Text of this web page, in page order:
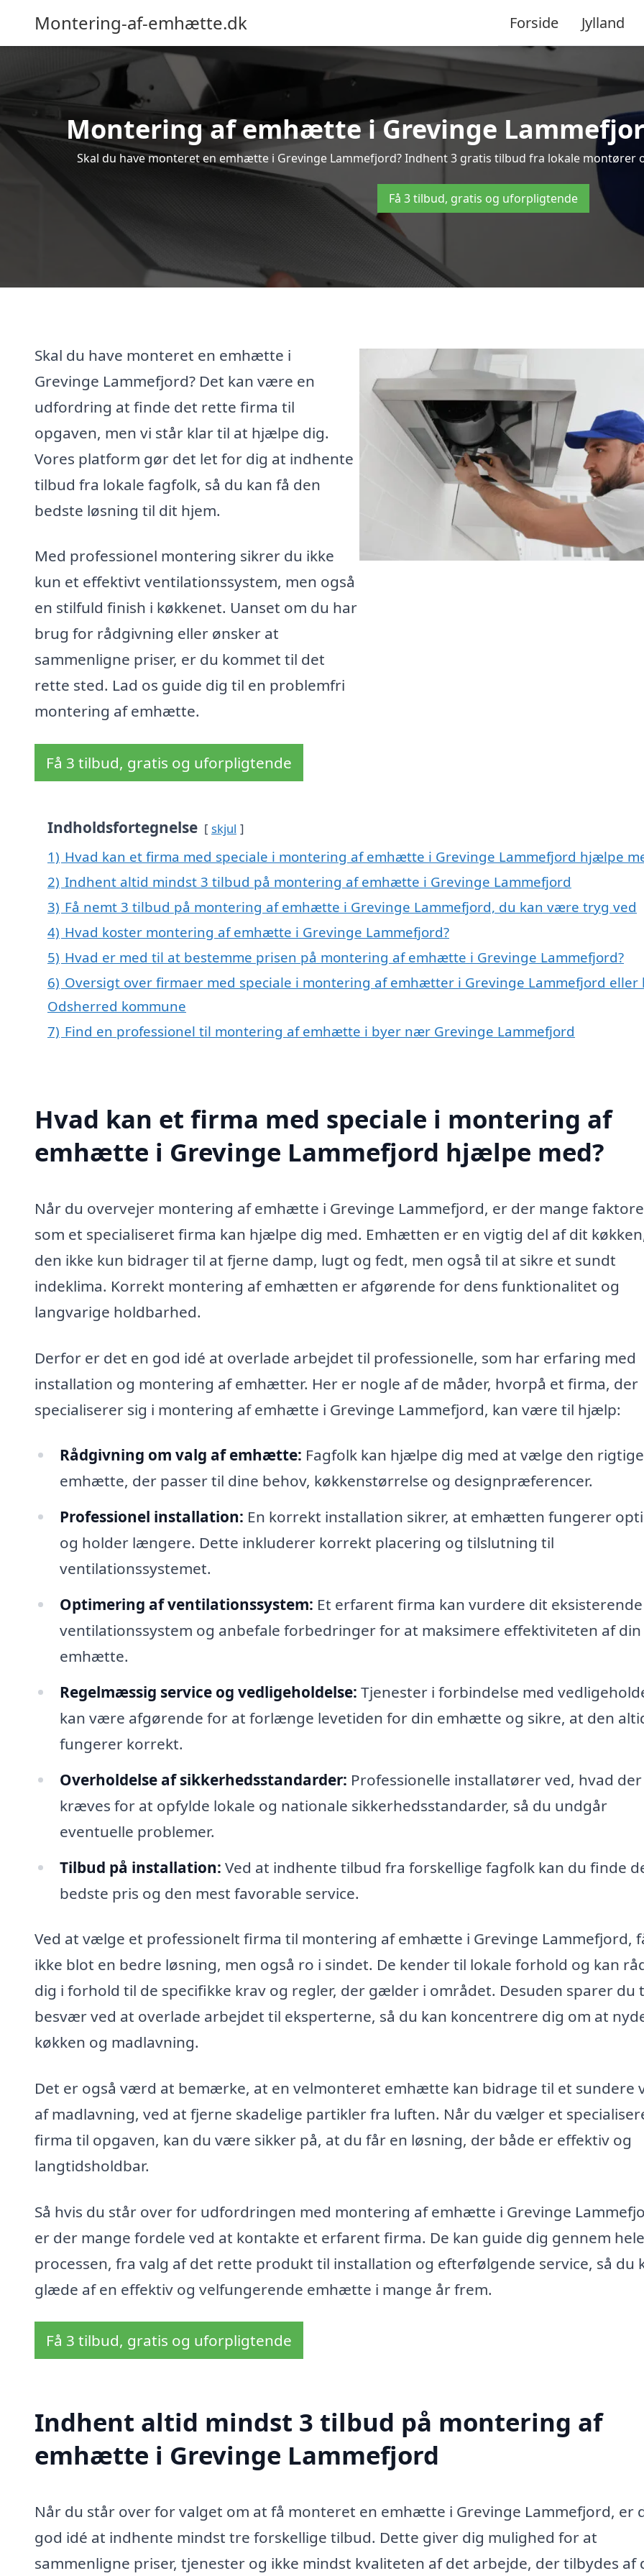
Montering-af-emhætte.dk Forside Jylland
Montering af emhætte i Grevinge
Skal du have monteret en emhætte i Grevinge Lammefjord? Indhent 3 gratis tilbud fra lokale
Få 3 tilbud, gratis og uforpligtende
Skal du have monteret en emhætte i
Grevinge Lammefjord? Det kan være en
udfordring at finde det rette firma til
opgaven, men vi står klar til at hjælpe dig.
Vores platform gør det let for dig at indhente
tilbud fra lokale fagfolk, så du kan få den
bedste løsning til dit hjem.
Med professionel montering sikrer du ikke
kun et effektivt ventilationssystem, men også
en stilfuld finish i køkkenet. Uanset om du har
brug for rådgivning eller ønsker at
sammenligne priser, er du kommet til det
rette sted. Lad os guide dig til en problemfri
montering af emhætte.
Få 3 tilbud, gratis og uforpligtende
Indholdsfortegnelse skjul
1) Hvad kan et firma med speciale i montering af emhætte i Grevinge Lammefjord hjælpe
2) Indhent altid mindst 3 tilbud på montering af emhætte i Grevinge Lammefjord
3) Få nemt 3 tilbud på montering af emhætte i Grevinge Lammefjord, du kan være tryg ved
4) Hvad koster montering af emhætte i Grevinge Lammefjord?
5) Hvad er med til at bestemme prisen på montering af emhætte i Grevinge Lammefjord?
6) Oversigt over firmaer med speciale i montering af emhætter i Grevinge Lammefjord eller
Odsherred kommune
7) Find en professionel til montering af emhætte i byer nær Grevinge Lammefjord
Hvad kan et firma med speciale i montering af
emhætte i Grevinge Lammefjord hjælpe med?
Når du overvejer montering af emhætte i Grevinge Lammefjord, er der mange
som et specialiseret firma kan hjælpe dig med. Emhætten er en vigtig del af dit
den ikke kun bidrager til at fjerne damp, lugt og fedt, men også til at sikre et sundt
indeklima. Korrekt montering af emhætten er afgørende for dens funktionalitet og
langvarige holdbarhed.
Derfor er det en god idé at overlade arbejdet til professionelle, som har erfaring med
installation og montering af emhætter. Her er nogle af de måder, hvorpå et firma, der
specialiserer sig i montering af emhætte i Grevinge Lammefjord, kan være til hjælp:
Rådgivning om valg af emhætte: Fagfolk kan hjælpe dig med at vælge den rigtige
emhætte, der passer til dine behov, køkkenstørrelse og designpræferencer.
Professionel installation: En korrekt installation sikrer, at emhætten fungerer
og holder længere. Dette inkluderer korrekt placering og tilslutning til
ventilationssystemet.
Optimering af ventilationssystem: Et erfarent firma kan vurdere dit eksisterende
ventilationssystem og anbefale forbedringer for at maksimere effektiviteten af din
emhætte.
Regelmæssig service og vedligeholdelse: Tjenester i forbindelse med
kan være afgørende for at forlænge levetiden for din emhætte og sikre, at den
fungerer korrekt.
Overholdelse af sikkerhedsstandarder: Professionelle installatører ved, hvad der
kræves for at opfylde lokale og nationale sikkerhedsstandarder, så du undgår
eventuelle problemer.
Tilbud på installation: Ved at indhente tilbud fra forskellige fagfolk kan du finde
bedste pris og den mest favorable service.
Ved at vælge et professionelt firma til montering af emhætte i Grevinge Lammefjord,
ikke blot en bedre løsning, men også ro i sindet. De kender til lokale forhold og kan
dig i forhold til de specifikke krav og regler, der gælder i området. Desuden sparer du
besvær ved at overlade arbejdet til eksperterne, så du kan koncentrere dig om at
køkken og madlavning.
Det er også værd at bemærke, at en velmonteret emhætte kan bidrage til et sundere
af madlavning, ved at fjerne skadelige partikler fra luften. Når du vælger et
firma til opgaven, kan du være sikker på, at du får en løsning, der både er effektiv og
langtidsholdbar.
Så hvis du står over for udfordringen med montering af emhætte i Grevinge
er der mange fordele ved at kontakte et erfarent firma. De kan guide dig gennem hele
processen, fra valg af det rette produkt til installation og efterfølgende service, så du
glæde af en effektiv og velfungerende emhætte i mange år frem.
Få 3 tilbud, gratis og uforpligtende
Indhent altid mindst 3 tilbud på montering af
emhætte i Grevinge Lammefjord
Når du står over for valget om at få monteret en emhætte i Grevinge Lammefjord, er
god idé at indhente mindst tre forskellige tilbud. Dette giver dig mulighed for at
sammenligne priser, tjenester og ikke mindst kvaliteten af det arbejde, der tilbydes af